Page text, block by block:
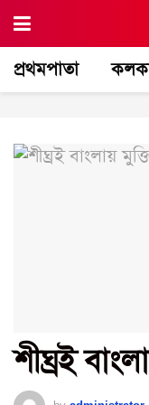
প্রথমপাতা
শীঘ্রই